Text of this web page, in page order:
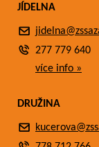
JÍDELNA
277 779 640
více info »
DRUŽINA